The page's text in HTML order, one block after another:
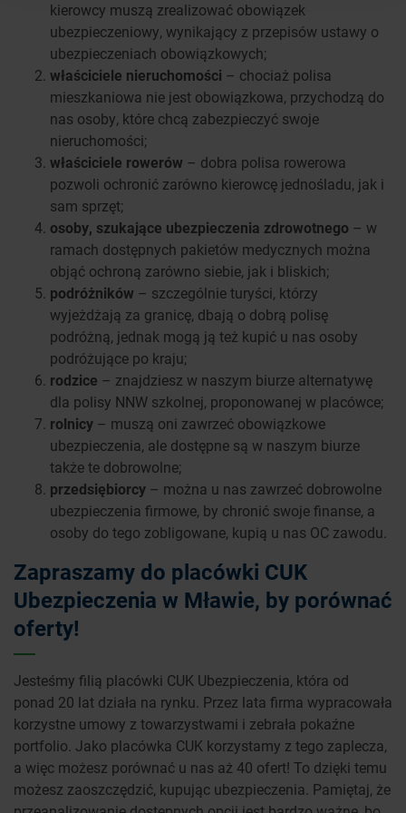
kierowcy muszą zrealizować obowiązek
ubezpieczeniowy, wynikający z przepisów ustawy o
ubezpieczeniach obowiązkowych;
właściciele nieruchomości – chociaż polisa
mieszkaniowa nie jest obowiązkowa, przychodzą do
nas osoby, które chcą zabezpieczyć swoje
nieruchomości;
właściciele rowerów – dobra polisa rowerowa
pozwoli ochronić zarówno kierowcę jednośladu, jak i
sam sprzęt;
osoby, szukające ubezpieczenia zdrowotnego – w
ramach dostępnych pakietów medycznych można
objąć ochroną zarówno siebie, jak i bliskich;
podróżników – szczególnie turyści, którzy
wyjeżdżają za granicę, dbają o dobrą polisę
podróżną, jednak mogą ją też kupić u nas osoby
podróżujące po kraju;
rodzice – znajdziesz w naszym biurze alternatywę
dla polisy NNW szkolnej, proponowanej w placówce;
rolnicy – muszą oni zawrzeć obowiązkowe
ubezpieczenia, ale dostępne są w naszym biurze
także te dobrowolne;
przedsiębiorcy – można u nas zawrzeć dobrowolne
ubezpieczenia firmowe, by chronić swoje finanse, a
osoby do tego zobligowane, kupią u nas OC zawodu.
Zapraszamy do placówki CUK
Ubezpieczenia w Mławie, by porównać
oferty!
Jesteśmy filią placówki CUK Ubezpieczenia, która od
ponad 20 lat działa na rynku. Przez lata firma wypracowała
korzystne umowy z towarzystwami i zebrała pokaźne
portfolio. Jako placówka CUK korzystamy z tego zaplecza,
a więc możesz porównać u nas aż 40 ofert! To dzięki temu
możesz zaoszczędzić, kupując ubezpieczenia. Pamiętaj, że